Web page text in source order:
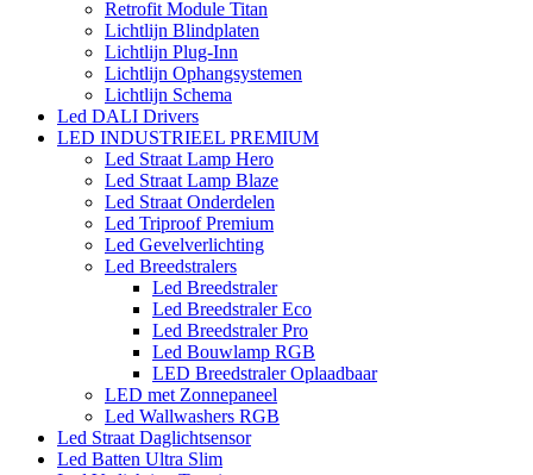
Retrofit Module Titan
Lichtlijn Blindplaten
Lichtlijn Plug-Inn
Lichtlijn Ophangsystemen
Lichtlijn Schema
Led DALI Drivers
LED INDUSTRIEEL PREMIUM
Led Straat Lamp Hero
Led Straat Lamp Blaze
Led Straat Onderdelen
Led Triproof Premium
Led Gevelverlichting
Led Breedstralers
Led Breedstraler
Led Breedstraler Eco
Led Breedstraler Pro
Led Bouwlamp RGB
LED Breedstraler Oplaadbaar
LED met Zonnepaneel
Led Wallwashers RGB
Led Straat Daglichtsensor
Led Batten Ultra Slim